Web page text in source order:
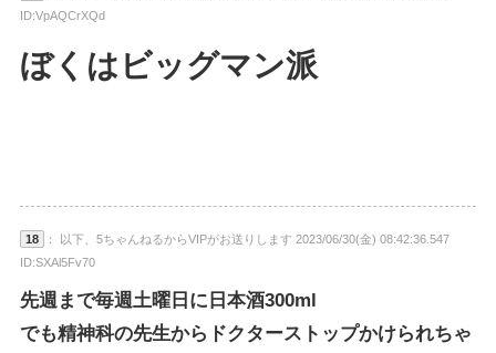
ID:VpAQCrXQd
ぼくはビッグマン派
18
： 以下、5ちゃんねるからVIPがお送りします 2023/06/30(金) 08:42:36.547
ID:SXAl5Fv70
先週まで毎週土曜日に日本酒300ml
でも精神科の先生からドクターストップかけられちゃ